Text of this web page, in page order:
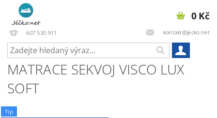
607 530 911 kontakt@jecko.net
0 Kč
MATRACE SEKVOJ VISCO LUX
SOFT
Tip